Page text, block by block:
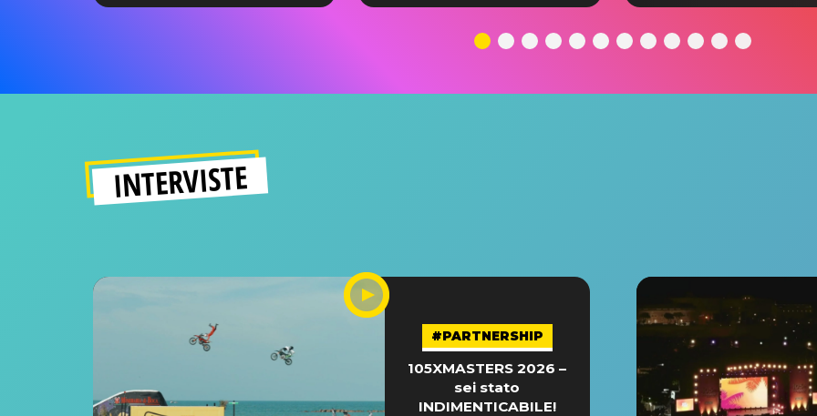
INTERVISTE
#PARTNERSHIP
105XMASTERS 2026 –
sei stato
INDIMENTICABILE!